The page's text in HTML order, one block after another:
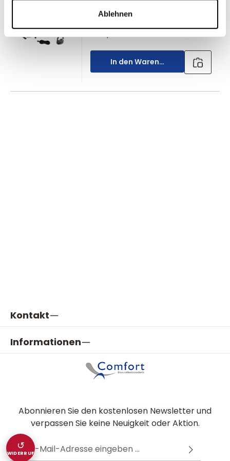
Ablehnen
1.391,90 €*
In den Warenkorb
Kontakt
Informationen
Abonnieren Sie den kostenlosen Newsletter und
verpassen Sie keine Neuigkeit oder Aktion.
E-Mail-Adresse*
↺
WIDERRUF